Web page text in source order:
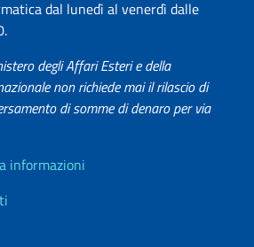
dal lunedì al venerdì dalle
degli Affari Esteri e della
non richiede mai il rilascio di
di somme di denaro per via
informazioni